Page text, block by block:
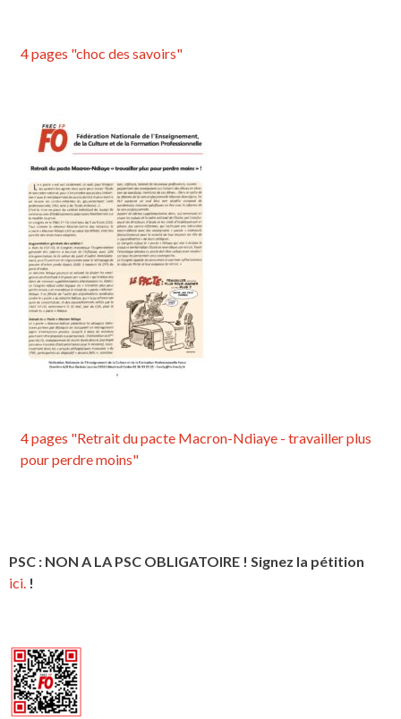
4 pages "choc des savoirs"
4 pages "Retrait du pacte Macron-Ndiaye - travailler plus
pour perdre moins"
PSC : NON A LA PSC OBLIGATOIRE ! Signez la pétition
ici. !